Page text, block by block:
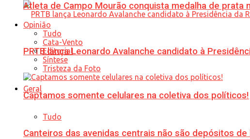
PRTB lança Leonardo Avalanche candidato à
Geral
Tudo
Atleta de Campo Mourão conquista medalha de prata
Opinião
Tudo
Cata-Vento
Editorial
Síntese
Tristeza da Foto
Captamos somente celulares na coletiva dos políticos!
Canteiros das avenidas centrais não são depósitos de